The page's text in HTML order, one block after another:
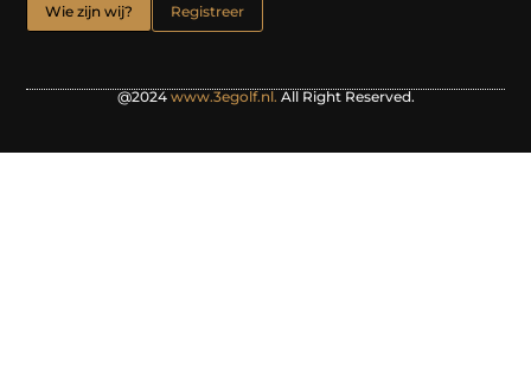
Wie zijn wij? Registreer
@2024 www.3egolf.nl. All Right Reserved.